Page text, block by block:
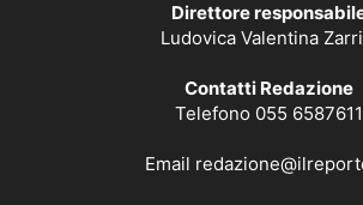
Direttore
Ludovica Valentina
Contatti Redazione
Telefono 055 6587611
Email